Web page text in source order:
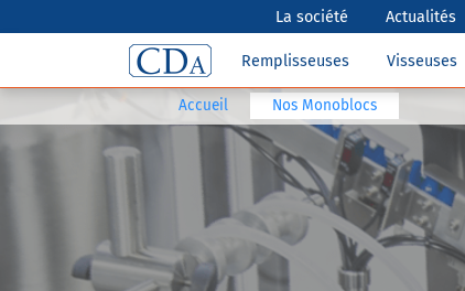
La société Actualités
Remplisseuses Visseuses
Accueil Nos Monoblocs